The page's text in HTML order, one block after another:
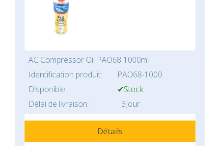
AC Compressor Oil PAO68 1000ml
Identification produit:
PAO68-1000
Disponible:
✔Stock
Délai de livraison:
3Jour
Détails